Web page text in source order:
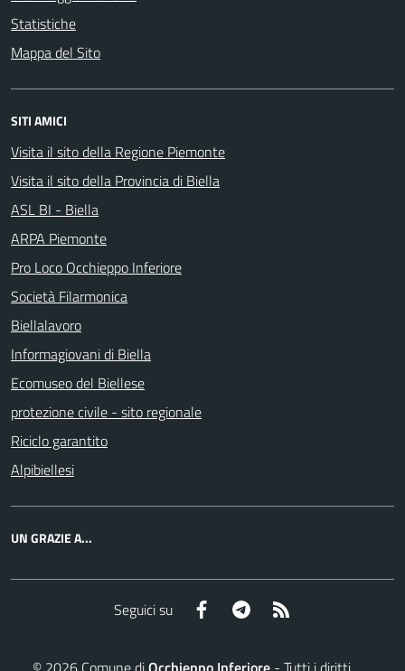
Statistiche
Mappa del Sito
SITI AMICI
Visita il sito della Regione Piemonte
Visita il sito della Provincia di Biella
ASL BI - Biella
ARPA Piemonte
Pro Loco Occhieppo Inferiore
Società Filarmonica
Biellalavoro
Informagiovani di Biella
Ecomuseo del Biellese
protezione civile - sito regionale
Riciclo garantito
Alpibiellesi
UN GRAZIE A...
Seguici su Facebook Telegram